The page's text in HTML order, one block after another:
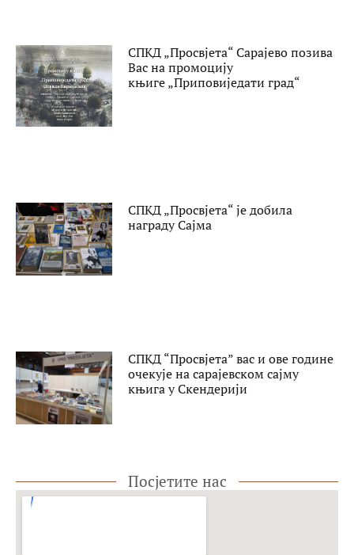
СПКД „Просвјета“ Сарајево позива
Вас на промоцију
књиге „Приповиједати град“
СПКД „Просвјета“ је добила
награду Сајма
СПКД “Просвјета” вас и ове године
очекује на сарајевском сајму
књига у Скендерији
Посјетите нас